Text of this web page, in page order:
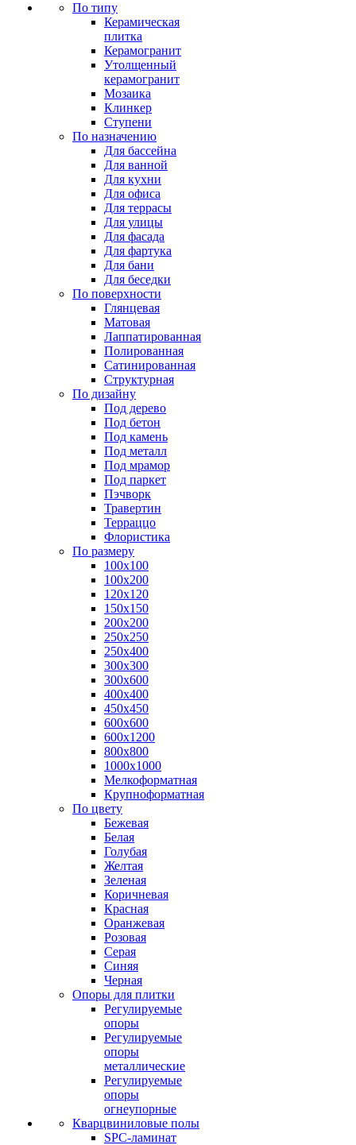
По типу
Керамическая
плитка
Керамогранит
Утолщенный
керамогранит
Мозаика
Клинкер
Ступени
По назначению
Для бассейна
Для ванной
Для кухни
Для офиса
Для террасы
Для улицы
Для фасада
Для фартука
Для бани
Для беседки
По поверхности
Глянцевая
Матовая
Лаппатированная
Полированная
Сатинированная
Структурная
По дизайну
Под дерево
Под бетон
Под камень
Под металл
Под мрамор
Под паркет
Пэчворк
Травертин
Терраццо
Флористика
По размеру
100х100
100х200
120х120
150х150
200х200
250х250
250х400
300х300
300х600
400х400
450х450
600х600
600х1200
800х800
1000х1000
Мелкоформатная
Крупноформатная
По цвету
Бежевая
Белая
Голубая
Желтая
Зеленая
Коричневая
Красная
Оранжевая
Розовая
Серая
Синяя
Черная
Опоры для плитки
Регулируемые
опоры
Регулируемые
опоры
металлические
Регулируемые
опоры
огнеупорные
Кварцвиниловые полы
SPC-ламинат